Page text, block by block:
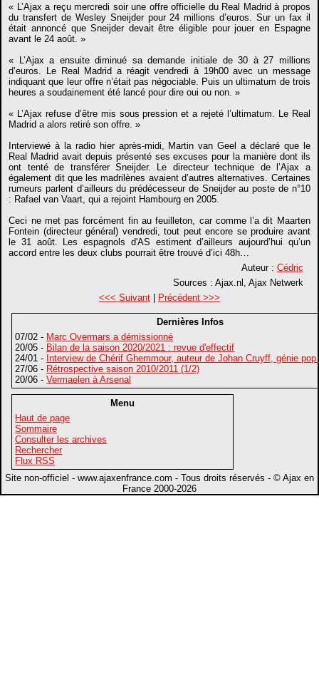
« L’Ajax a reçu mercredi soir une offre officielle du Real Madrid à propos
du transfert de Wesley Sneijder pour 24 millions d’euros. Sur un fax il
était annoncé que Sneijder devait être éligible pour jouer en Espagne
avant le 24 août. »
« L’Ajax a ensuite diminué sa demande initiale de 30 à 27 millions
d’euros. Le Real Madrid a réagit vendredi à 19h00 avec un message
indiquant que leur offre n’était pas négociable. Puis un ultimatum de trois
heures a soudainement été lancé pour dire oui ou non. »
« L’Ajax refuse d’être mis sous pression et a rejeté l’ultimatum. Le Real
Madrid a alors retiré son offre. »
Interviewé à la radio hier après-midi, Martin van Geel a déclaré que le
Real Madrid avait depuis présenté ses excuses pour la manière dont ils
ont tenté de transférer Sneijder. Le directeur technique de l’Ajax a
également dit que les madrilènes avaient d’autres alternatives. Certaines
rumeurs parlent d’ailleurs du prédécesseur de Sneijder au poste de n°10
: Rafael van Vaart, qui a rejoint Hambourg en 2005.
Ceci ne met pas forcément fin au feuilleton, car comme l’a dit Maarten
Fontein (directeur général) vendredi, tout peut encore se produire avant
le 31 août. Les espagnols d'AS estiment d’ailleurs aujourd’hui qu’un
accord entre les deux clubs pourrait être trouvé d’ici 48h…
Auteur : Cédric
Sources : Ajax.nl, Ajax Netwerk
<<< Suivant| Précédent >>>
Dernières Infos
07/02 - Marc Overmars a démissionné
20/05 - Bilan de la saison 2020/2021 : revue d'effectif
24/01 - Interview de Chérif Ghemmour, auteur de Johan Cruyff, génie
27/06 - Rétrospective saison 2010/2011 (1/2)
20/06 -Vermaelen à Arsenal
Menu
Haut de page
Sommaire
Consulter les archives
Rechercher
Flux RSS
Site non-officiel - www.ajaxenfrance.com - Tous droits réservés - © Ajax en
France 2000-2026